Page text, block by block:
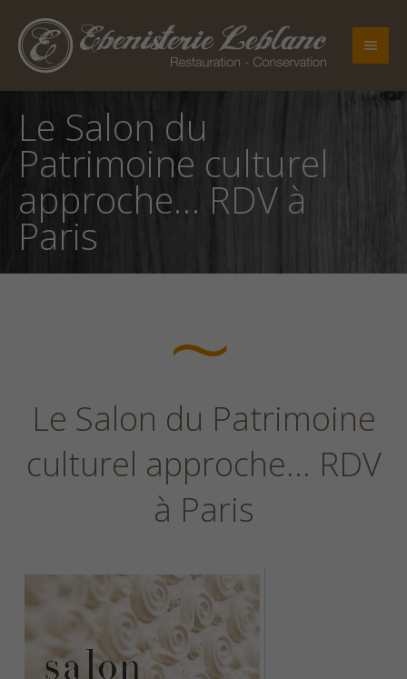
Le Salon du
Patrimoine culturel
approche… RDV à
Paris
Le Salon du Patrimoine
culturel approche… RDV
à Paris